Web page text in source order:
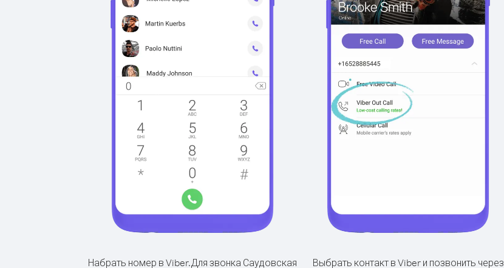
Набрать номер в Viber.Для звонка Саудовская
Выбрать контакт в Viber и позвонить через